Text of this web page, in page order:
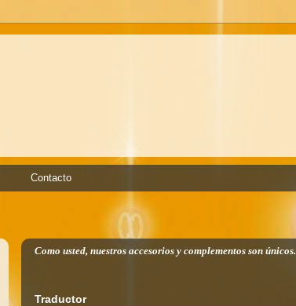
Contacto
Como usted, nuestros accesorios y complementos son únicos.
Traductor